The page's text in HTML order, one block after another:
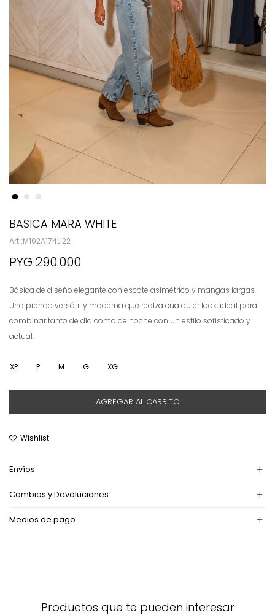
BASICA MARA WHITE
M102A174LI22
PYG290.000
Básica de diseño elegante con escote asimétrico y mangas largas.
Una prenda versátil y moderna que realza cualquier look, ideal para
combinar tanto de día como de noche con un estilo sofisticado y
actual.
XP P M G XG
AGREGAR AL CARRITO
Envíos
Cambios y Devoluciones
Medios de pago
Productos que te pueden interesar